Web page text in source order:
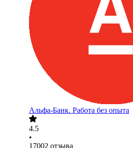
Альфа-Банк. Работа без опыта
4.5
•
17002 отзыва